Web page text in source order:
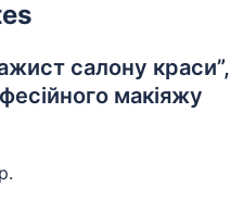
салону краси”,
макіяжу